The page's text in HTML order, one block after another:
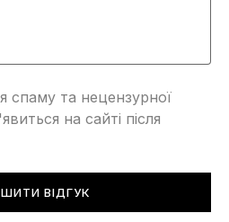
спаму та нецензурної
на сайті після
ВІДГУК